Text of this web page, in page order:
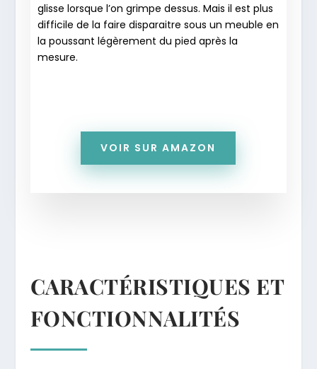
glisse lorsque l’on grimpe dessus. Mais il est plus
difficile de la faire disparaitre sous un meuble en
la poussant légèrement du pied après la
mesure.
VOIR SUR AMAZON
CARACTÉRISTIQUES ET
FONCTIONNALITÉS